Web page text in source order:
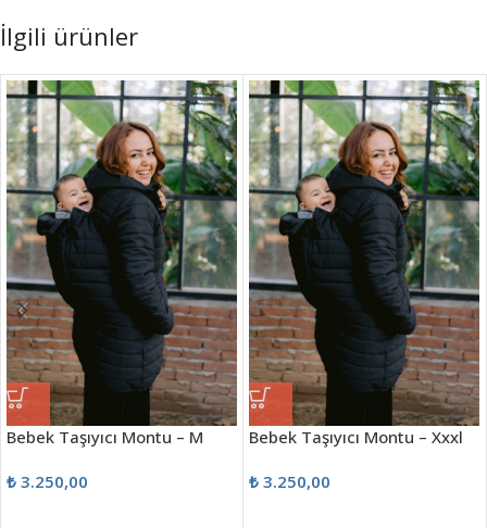
İlgili ürünler
Bebek Taşıyıcı Montu – M
₺ 3.250,00
Bebek Taşıyıcı Montu – Xxxl
₺ 3.250,00